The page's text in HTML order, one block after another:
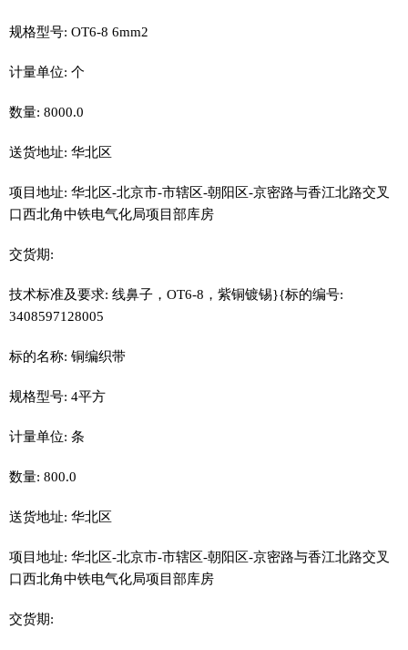
规格型号: OT6-8 6mm2
计量单位: 个
数量: 8000.0
送货地址: 华北区
项目地址: 华北区-北京市-市辖区-朝阳区-京密路与香江北路交叉
口西北角中铁电气化局项目部库房
交货期:
技术标准及要求: 线鼻子，OT6-8，紫铜镀锡}{标的编号:
3408597128005
标的名称: 铜编织带
规格型号: 4平方
计量单位: 条
数量: 800.0
送货地址: 华北区
项目地址: 华北区-北京市-市辖区-朝阳区-京密路与香江北路交叉
口西北角中铁电气化局项目部库房
交货期: